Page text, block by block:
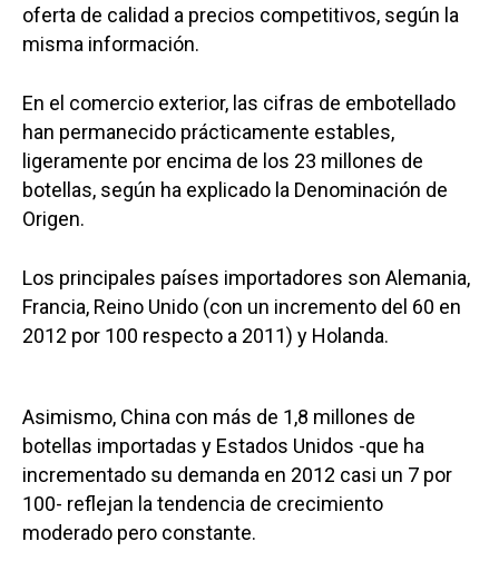
oferta de calidad a precios competitivos, según la
misma información.
En el comercio exterior, las cifras de embotellado
han permanecido prácticamente estables,
ligeramente por encima de los 23 millones de
botellas, según ha explicado la Denominación de
Origen.
Los principales países importadores son Alemania,
Francia, Reino Unido (con un incremento del 60 en
2012 por 100 respecto a 2011) y Holanda.
Asimismo, China con más de 1,8 millones de
botellas importadas y Estados Unidos -que ha
incrementado su demanda en 2012 casi un 7 por
100- reflejan la tendencia de crecimiento
moderado pero constante.